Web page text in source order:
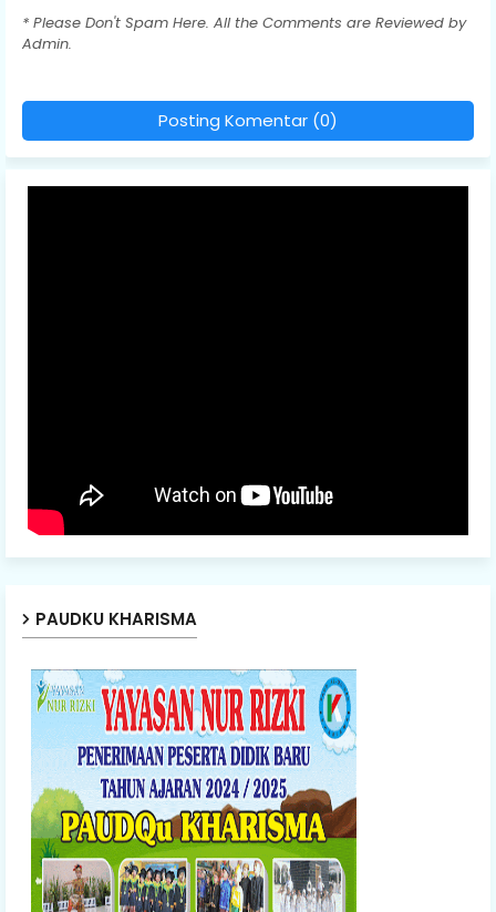
* Please Don't Spam Here. All the Comments are Reviewed by
Admin.
Posting Komentar (0)
PAUDKU KHARISMA